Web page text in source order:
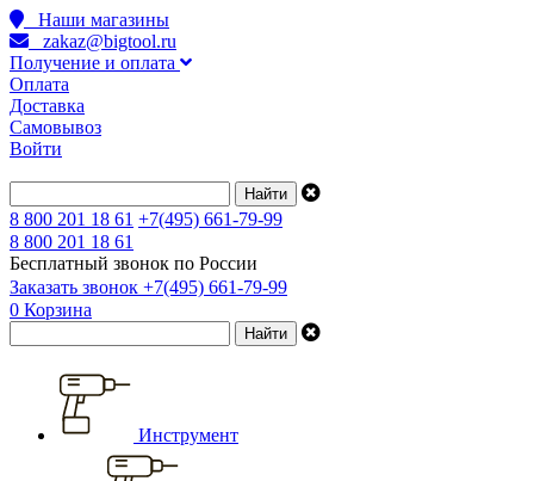
Наши магазины
zakaz@bigtool.ru
Получение и оплата
Оплата
Доставка
Самовывоз
Войти
8 800 201 18 61 +7(495) 661-79-99
8 800 201 18 61
Бесплатный звонок по России
Заказать звонок +7(495) 661-79-99
0 Корзина
Инструмент